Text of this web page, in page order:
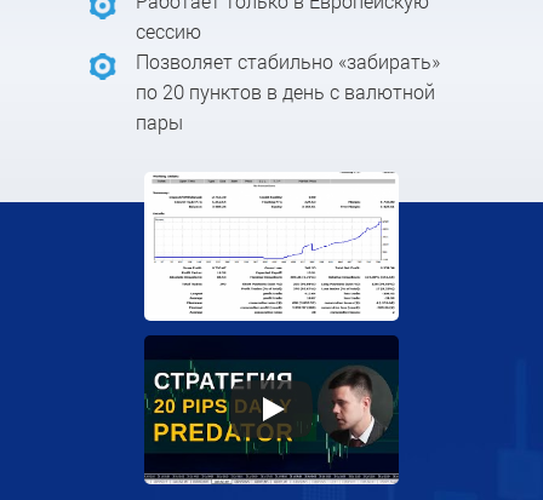
сессию
Позволяет стабильно «забирать»
по 20 пунктов в день с валютной
пары